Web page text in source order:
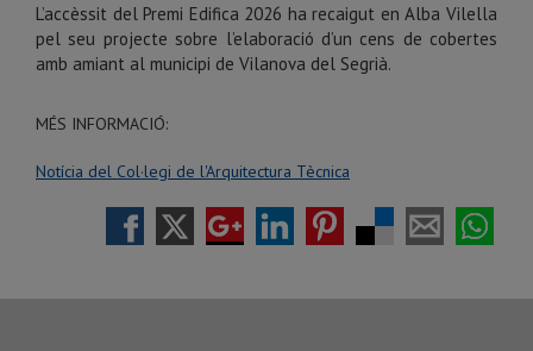
L’accèssit del Premi Edifica 2026 ha recaigut en Alba Vilella
pel seu projecte sobre l’elaboració d’un cens de cobertes
amb amiant al municipi de Vilanova del Segrià.
MÉS INFORMACIÓ:
Notícia del Col·legi de l'Arquitectura Tècnica